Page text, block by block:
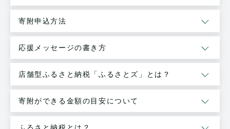
寄附申込方法
応援メッセージの書き方
店舗型ふるさと納税「ふるさとズ」とは？
寄附ができる金額の目安について